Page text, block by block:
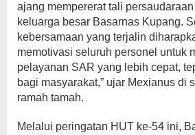
ajang mempererat tali
keluarga besar Basarnas Kupang.
kebersamaan yang terjalin
memotivasi seluruh personel untuk
pelayanan SAR yang lebih cepat,
bagi masyarakat,” ujar Mexianus di
ramah tamah.
Melalui peringatan HUT ke-54 ini,